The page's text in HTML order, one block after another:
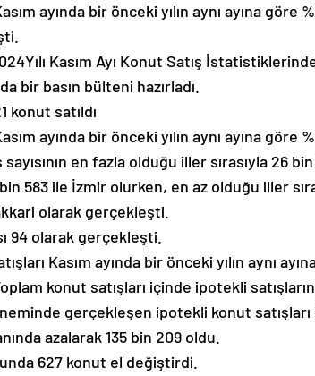
ayında bir önceki yılın aynı ayına göre
Kasım Ayı Konut Satış
bir basın bülteni hazırladı.
konut satıldı
ayında bir önceki yılın aynı ayına göre
en fazla olduğu iller sırasıyla 26
583 ile İzmir olurken, en az olduğu iller
olarak gerçekleşti.
94 olarak gerçekleşti.
Kasım ayında bir önceki yılın aynı
konut satışları içinde ipotekli satışların
gerçekleşen ipotekli konut
azalarak 135 bin 209 oldu.
627 konut el değiştirdi.